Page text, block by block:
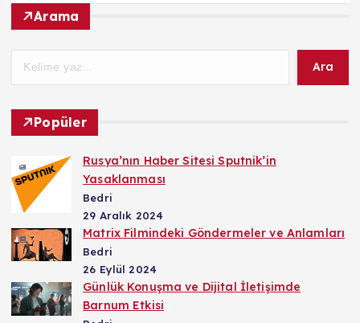
Arama
Ara
Popüler
Rusya’nın Haber Sitesi Sputnik’in
Yasaklanması
Bedri
29 Aralık 2024
Matrix Filmindeki Göndermeler ve Anlamları
Bedri
26 Eylül 2024
Günlük Konuşma ve Dijital İletişimde
Barnum Etkisi